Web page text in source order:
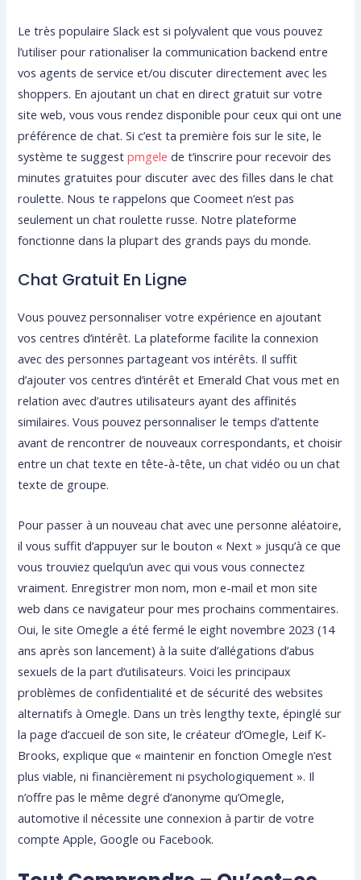
Le très populaire Slack est si polyvalent que vous pouvez
l’utiliser pour rationaliser la communication backend entre
vos agents de service et/ou discuter directement avec les
shoppers. En ajoutant un chat en direct gratuit sur votre
site web, vous vous rendez disponible pour ceux qui ont une
préférence de chat. Si c’est ta première fois sur le site, le
système te suggestpmgele de t’inscrire pour recevoir des
minutes gratuites pour discuter avec des filles dans le chat
roulette. Nous te rappelons que Coomeet n’est pas
seulement un chat roulette russe. Notre plateforme
fonctionne dans la plupart des grands pays du monde.
Chat Gratuit En Ligne
Vous pouvez personnaliser votre expérience en ajoutant
vos centres d’intérêt. La plateforme facilite la connexion
avec des personnes partageant vos intérêts. Il suffit
d’ajouter vos centres d’intérêt et Emerald Chat vous met en
relation avec d’autres utilisateurs ayant des affinités
similaires. Vous pouvez personnaliser le temps d’attente
avant de rencontrer de nouveaux correspondants, et choisir
entre un chat texte en tête-à-tête, un chat vidéo ou un chat
texte de groupe.
Pour passer à un nouveau chat avec une personne aléatoire,
il vous suffit d’appuyer sur le bouton « Next » jusqu’à ce que
vous trouviez quelqu’un avec qui vous vous connectez
vraiment. Enregistrer mon nom, mon e-mail et mon site
web dans ce navigateur pour mes prochains commentaires.
Oui, le site Omegle a été fermé le eight novembre 2023 (14
ans après son lancement) à la suite d’allégations d’abus
sexuels de la part d’utilisateurs. Voici les principaux
problèmes de confidentialité et de sécurité des websites
alternatifs à Omegle. Dans un très lengthy texte, épinglé sur
la page d’accueil de son site, le créateur d’Omegle, Leif K-
Brooks, explique que « maintenir en fonction Omegle n’est
plus viable, ni financièrement ni psychologiquement ». Il
n’offre pas le même degré d’anonyme qu’Omegle,
automotive il nécessite une connexion à partir de votre
compte Apple, Google ou Facebook.